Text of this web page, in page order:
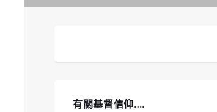
有關基督信仰….